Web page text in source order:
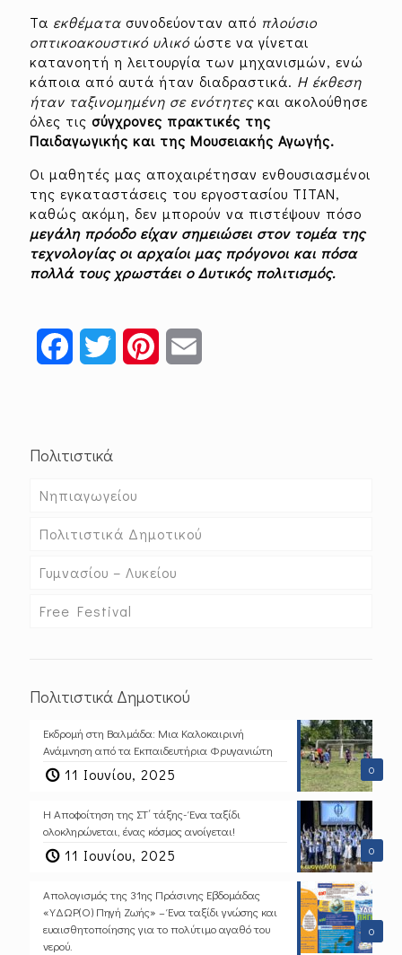
Τα εκθέματα συνοδεύονταν από πλούσιο
οπτικοακουστικό υλικό ώστε να γίνεται
κατανοητή η λειτουργία των μηχανισμών, ενώ
κάποια από αυτά ήταν διαδραστικά. Η έκθεση
ήταν ταξινομημένη σε ενότητεςκαι ακολούθησε
όλες τις σύγχρονες πρακτικές της
Παιδαγωγικής και της Μουσειακής Αγωγής.
Οι μαθητές μας αποχαιρέτησαν ενθουσιασμένοι
της εγκαταστάσεις του εργοστασίου ΤΙΤΑΝ,
καθώς ακόμη, δεν μπορούν να πιστέψουν πόσο
μεγάλη πρόοδο είχαν σημειώσει στον τομέα της
τεχνολογίας οι αρχαίοι μας πρόγονοι και πόσα
πολλά τους χρωστάει ο Δυτικός πολιτισμός.
FacebookTwitter Pinterest
Πολιτιστικά
Νηπιαγωγείου
Πολιτιστικά Δημοτικού
Γυμνασίου – Λυκείου
Free Festival
Πολιτιστικά Δημοτικού
0
Εκδρομή στη Βαλμάδα: Μια Καλοκαιρινή
Ανάμνηση από τα Εκπαιδευτήρια Φρυγανιώτη
11 Ιουνίου, 2025
0
Η Αποφοίτηση της ΣΤ΄ τάξης- Ένα ταξίδι
ολοκληρώνεται, ένας κόσμος ανοίγεται!
11 Ιουνίου, 2025
0
Απολογισμός της 31ης Πράσινης Εβδομάδας
«ΥΔΩΡ(Ο) Πηγή Ζωής» – Ένα ταξίδι γνώσης και
ευαισθητοποίησης για το πολύτιμο αγαθό του
νερού.